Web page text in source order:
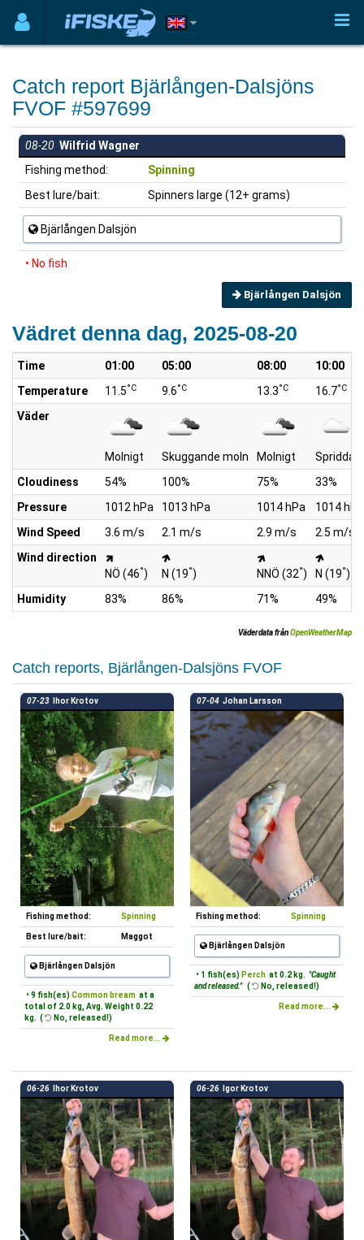
Catch report Bjärlången-Dalsjöns
FVOF #597699
08-20 Wilfrid Wagner
Fishing method:
Spinning
Best lure/bait:
Spinners large (12+ grams)
Bjärlången Dalsjön
• No fish
Bjärlången Dalsjön
Vädret denna dag, 2025-08-20
Time 01:00 05:00 08:00
10:00
Temperature
11.5°C 9.6°C 13.3°C 16.7°C
Väder
Molnigt Skuggande moln Molnigt
Spridda
Cloudiness
54% 100% 75%
33%
Pressure
1012 hPa 1013 hPa 1014 hPa
1014 hPa
Wind Speed
3.6 m/s 2.1 m/s 2.9 m/s
2.5 m/s
Wind direction
NÖ (46°) N (19°) NNÖ (32°) N (19°)
Humidity
83% 86% 71% 49%
Väderdata frånOpenWeatherMap
Catch reports, Bjärlången-Dalsjöns FVOF
07-23 Ihor Krotov
Fishing method: Spinning
Best lure/bait: Maggot
Bjärlången Dalsjön
• 9 fish(es) Common bream at a
total of 2.0 kg, Avg. Weight 0.22
kg. (
No, released!)
Read more...
07-04 Johan Larsson
Fishing method: Spinning
Bjärlången Dalsjön
• 1 fish(es) Perch at 0.2 kg. "Caught
and released." ( No, released!)
Read more...
06-26 Ihor Krotov 06-26 Igor Krotov